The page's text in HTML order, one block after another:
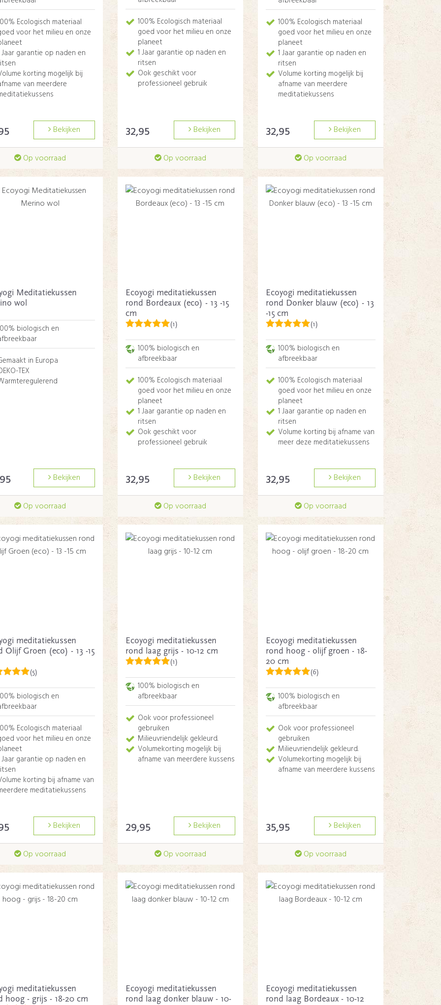
Ecologisch materiaal
voor het milieu en onze
Jaar garantie op naden en
korting mogelijk bij
van meerdere
Bekijken
Op voorraad
100% Ecologisch materiaal
goed voor het milieu en onze
planeet
1 Jaar garantie op naden en
ritsen
Ook geschikt voor
professioneel gebruik
32,95 Bekijken
Op voorraad
100% Ecologisch materiaal
goed voor het milieu en onze
planeet
1 Jaar garantie op naden en
ritsen
Volume korting mogelijk bij
afname van meerdere
meditatiekussens
32,95 Bekijken
Op voorraad
Meditatiekussen
wol
biologisch en
in Europa
TEX
Bekijken
Op voorraad
Ecoyogi meditatiekussen
rond Bordeaux (eco) - 13 -15
cm
(1)
100% biologisch en
afbreekbaar
100% Ecologisch materiaal
goed voor het milieu en onze
planeet
1 Jaar garantie op naden en
ritsen
Ook geschikt voor
professioneel gebruik
32,95 Bekijken
Op voorraad
Ecoyogi meditatiekussen
rond Donker blauw (eco) - 13
-15 cm
(1)
100% biologisch en
afbreekbaar
100% Ecologisch materiaal
goed voor het milieu en onze
planeet
1 Jaar garantie op naden en
ritsen
Volume korting bij afname van
meer deze meditatiekussens
32,95 Bekijken
Op voorraad
meditatiekussen
Olijf Groen (eco) - 13 -15
(5)
biologisch en
Ecologisch materiaal
voor het milieu en onze
Jaar garantie op naden en
korting bij afname van
meditatiekussens
Bekijken
Op voorraad
Ecoyogi meditatiekussen
rond laag grijs - 10-12 cm
(1)
100% biologisch en
afbreekbaar
Ook voor professioneel
gebruiken
Milieuvriendelijk gekleurd.
Volumekorting mogelijk bij
afname van meerdere kussens
29,95 Bekijken
Op voorraad
Ecoyogi meditatiekussen
rond hoog - olijf groen - 18-
20 cm
(6)
100% biologisch en
afbreekbaar
Ook voor professioneel
gebruiken
Milieuvriendelijk gekleurd.
Volumekorting mogelijk bij
afname van meerdere kussens
35,95 Bekijken
Op voorraad
meditatiekussen
hoog - grijs - 18-20 cm
Ecoyogi meditatiekussen
rond laag donker blauw - 10-
Ecoyogi meditatiekussen
rond laag Bordeaux - 10-12